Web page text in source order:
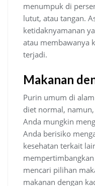
menumpuk di
lutut, atau tangan.
ketidaknyamanan
atau membawanya
terjadi.
Makanan
Purin umum di
diet normal,
Anda mungkin
Anda berisiko
kesehatan terkait
mencari pilihan
makanan dengan